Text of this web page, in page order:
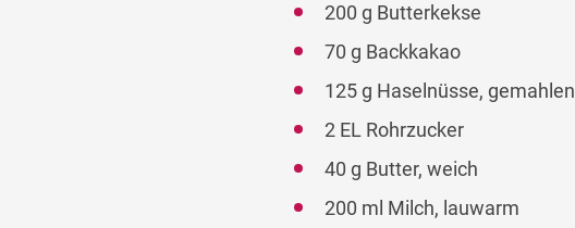
200 g Butterkekse
70 g Backkakao
125 g Haselnüsse, gemahlen
2 EL Rohrzucker
40 g Butter, weich
200 ml Milch, lauwarm